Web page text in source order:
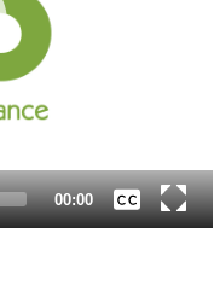
Gesamtlaufzeit
00:00